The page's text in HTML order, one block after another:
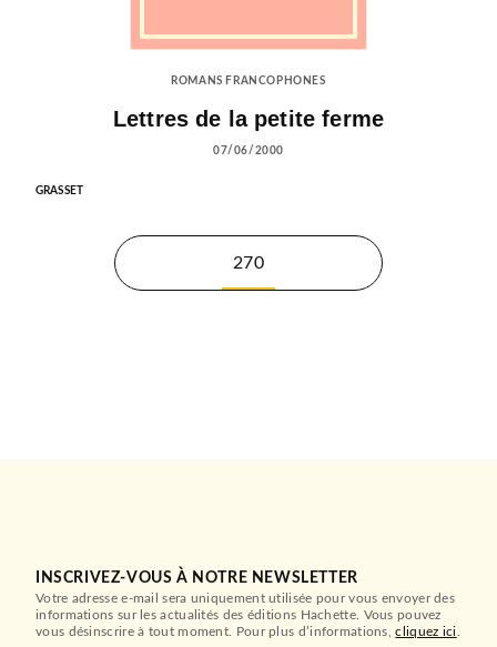
ROMANS FRANCOPHONES
Lettres de la petite ferme
07/06/2000
GRASSET
270
INSCRIVEZ-VOUS À NOTRE NEWSLETTER
Votre adresse e-mail sera uniquement utilisée pour vous envoyer des
informations sur les actualités des éditions Hachette. Vous pouvez
vous désinscrire à tout moment. Pour plus d’informations,cliquez ici